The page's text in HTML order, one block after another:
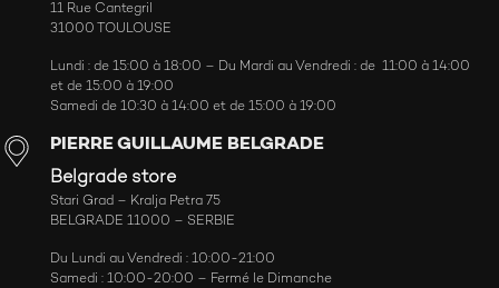
11 Rue Cantegril
31000 TOULOUSE
Lundi : de 15:00 à 18:00 – Du Mardi au Vendredi : de 11:00 à 14:00
et de 15:00 à 19:00
Samedi de 10:30 à 14:00 et de 15:00 à 19:00
PIERRE GUILLAUME BELGRADE
Belgrade store
Stari Grad – Kralja Petra 75
BELGRADE 11000 – SERBIE
Du Lundi au Vendredi : 10:00-21:00
Samedi : 10:00-20:00 – Fermé le Dimanche